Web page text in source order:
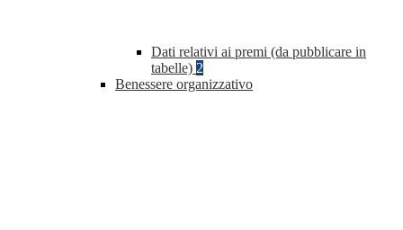
Dati relativi ai premi (da pubblicare in
tabelle) 2
Benessere organizzativo